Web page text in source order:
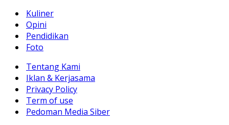
Kuliner
Opini
Pendidikan
Foto
Tentang Kami
Iklan & Kerjasama
Privacy Policy
Term of use
Pedoman Media Siber